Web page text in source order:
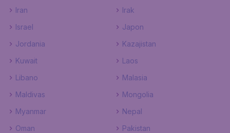
Iran
Irak
Israel
Japon
Jordania
Kazajistan
Kuwait
Laos
Libano
Malasia
Maldivas
Mongolia
Myanmar
Nepal
Oman
Pakistan